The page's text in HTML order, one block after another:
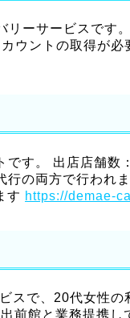
リーサービスです
ウントの取得が
です。 出店店舗
行の両方で行われ
す https://demae-
スで、20代女性の
前館と業務提携